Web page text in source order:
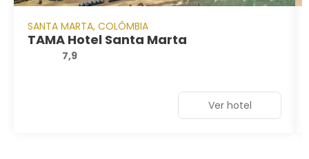
SANTA MARTA, COLÔMBIA
TAMA Hotel Santa Marta
7,9
Ver hotel